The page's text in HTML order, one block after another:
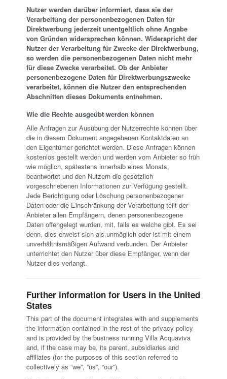
Nutzer werden darüber informiert, dass sie der
Verarbeitung der personenbezogenen Daten für
Direktwerbung jederzeit unentgeltlich ohne Angabe
von Gründen widersprechen können. Widerspricht der
Nutzer der Verarbeitung für Zwecke der Direktwerbung,
so werden die personenbezogenen Daten nicht mehr
für diese Zwecke verarbeitet. Ob der Anbieter
personenbezogene Daten für Direktwerbungszwecke
verarbeitet, können die Nutzer den entsprechenden
Abschnitten dieses Dokuments entnehmen.
Wie die Rechte ausgeübt werden können
Alle Anfragen zur Ausübung der Nutzerrechte können über
die in diesem Dokument angegebenen Kontaktdaten an
den Eigentümer gerichtet werden. Diese Anfragen können
kostenlos gestellt werden und werden vom Anbieter so früh
wie möglich, spätestens innerhalb eines Monats,
beantwortet und den Nutzern die gesetzlich
vorgeschriebenen Informationen zur Verfügung gestellt.
Jede Berichtigung oder Löschung personenbezogener
Daten oder die Einschränkung der Verarbeitung teilt der
Anbieter allen Empfängern, denen personenbezogene
Daten offengelegt wurden, mit, falls es welche gibt. Es sei
denn, dies erweist sich als unmöglich oder ist mit einem
unverhältnismäßigen Aufwand verbunden. Der Anbieter
unterrichtet den Nutzer über diese Empfänger, wenn der
Nutzer dies verlangt.
Further information for Users in the United
States
This part of the document integrates with and supplements
the information contained in the rest of the privacy policy
and is provided by the business running Villa Acquaviva
and, if the case may be, its parent, subsidiaries and
affiliates (for the purposes of this section referred to
collectively as “we”, “us”, “our”).